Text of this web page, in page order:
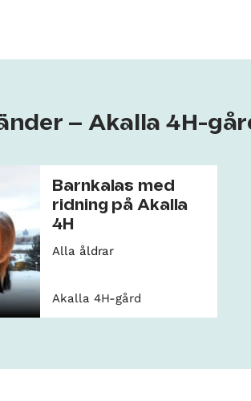
– Akalla 4H-
Barnkalas med
ridning på Akalla
4H
Alla åldrar
Akalla 4H-gård